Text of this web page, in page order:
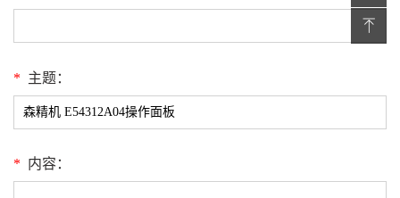
* 主题：
* 内容：